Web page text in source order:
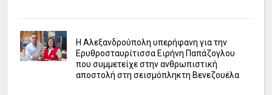
Η Αλεξανδρούπολη υπερήφανη για την
Ερυθροσταυρίτισσα Ειρήνη Παπάζογλου
που συμμετείχε στην ανθρωπιστική
αποστολή στη σεισμόπληκτη Βενεζουέλα